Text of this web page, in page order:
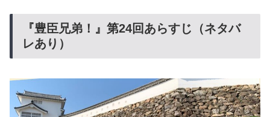
『豊臣兄弟！』第24回あらすじ（ネタバ
レあり）